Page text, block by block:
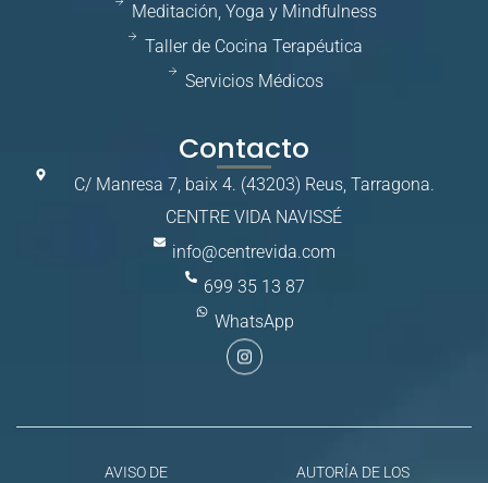
Meditación, Yoga y Mindfulness
Taller de Cocina Terapéutica
Servicios Médicos
Contacto
C/ Manresa 7, baix 4. (43203) Reus, Tarragona.
CENTRE VIDA NAVISSÉ
info@centrevida.com
699 35 13 87
WhatsApp
AVISO DE
AUTORÍA DE LOS